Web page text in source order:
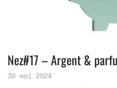
Nez#17 – Argent &
30 mai 2024